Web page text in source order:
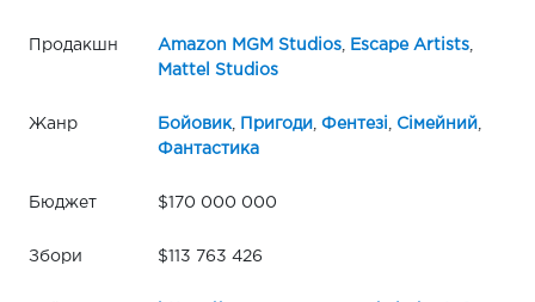
Продакшн Amazon MGM Studios, Escape Artists,
Mattel Studios
Жанр Бойовик, Пригоди Фентезі Сімейний
Фантастика
Бюджет $170 000 000
Збори $113 763 426